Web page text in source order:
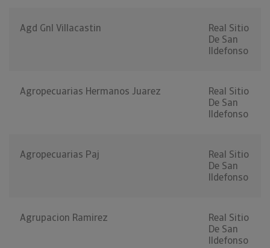
Agd Gnl Villacastin
Real Sitio
De San
Ildefonso
Agropecuarias Hermanos Juarez
Real Sitio
De San
Ildefonso
Agropecuarias Paj
Real Sitio
De San
Ildefonso
Agrupacion Ramirez
Real Sitio
De San
Ildefonso